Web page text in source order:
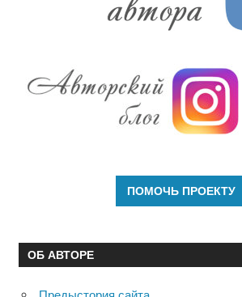
ОБ АВТОРЕ